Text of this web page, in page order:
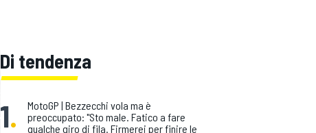
Di tendenza
1.
MotoGP | Bezzecchi vola ma è
preoccupato: "Sto male. Fatico a fare
qualche giro di fila. Firmerei per finire le